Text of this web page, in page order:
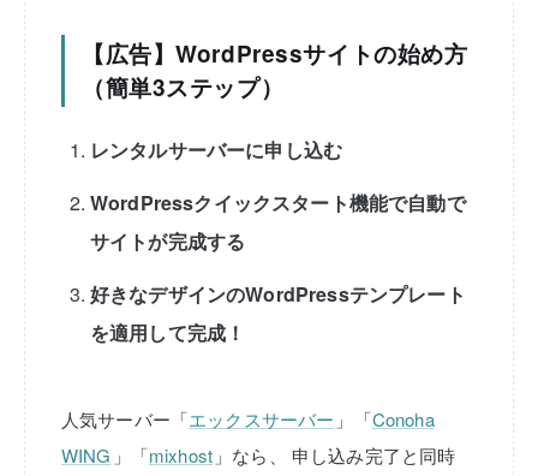
【広告】WordPressサイトの始め方
（簡単3ステップ）
レンタルサーバーに申し込む
WordPressクイックスタート機能で自動で
サイトが完成する
好きなデザインのWordPressテンプレート
を適用して完成！
人気サーバー「エックスサーバー 」「Conoha
WING 」「mixhost 」なら、
申し込み完了と同時